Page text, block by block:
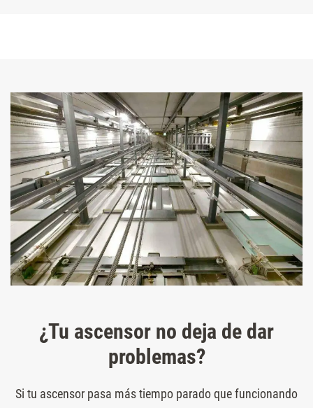
¿Tu ascensor no deja de dar
problemas?
Si tu ascensor pasa más tiempo parado que funcionando